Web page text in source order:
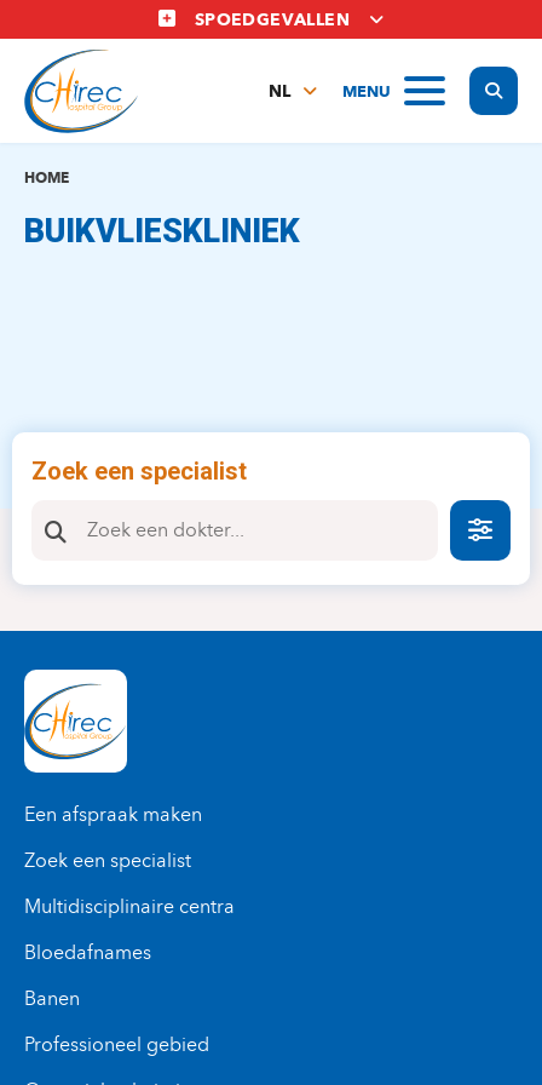
en
naar
inhoud
gaan
SPOEDGEVALLEN
MENU
NL
HOME
BUIKVLIESKLINIEK
Zoek een specialist
Faire
Een afspraak maken
Zoek een specialist
Multidisciplinaire centra
Bloedafnames
Banen
Professioneel gebied